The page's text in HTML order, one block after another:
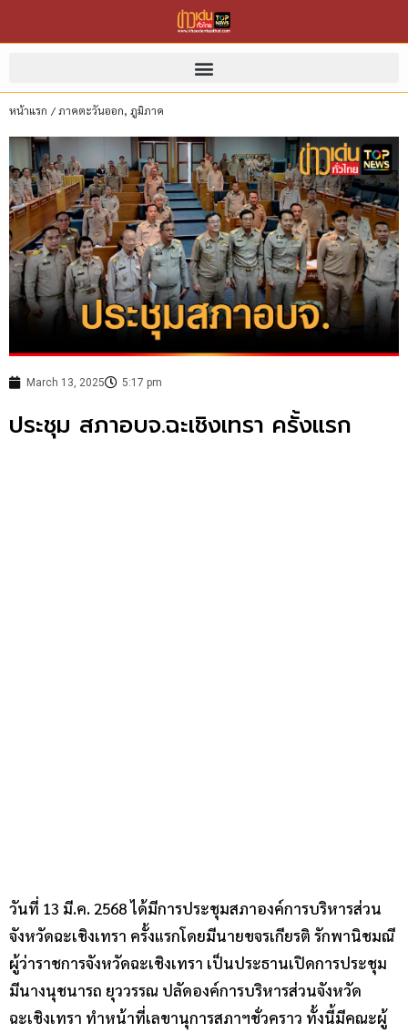
หน้าแรก /ภาคตะวันออก, ภูมิภาค
March 13, 2025 5:17 pm
ประชุม สภาอบจ.ฉะเชิงเทรา ครั้งแรก
วันที่ 13 มี.ค. 2568 ได้มีการประชุมสภาองค์การบริหารส่วน
จังหวัดฉะเชิงเทรา ครั้งแรกโดยมีนายขจรเกียรติ รักพานิชมณี
ผู้ว่าราชการจังหวัดฉะเชิงเทรา เป็นประธานเปิดการประชุม
มีนางนุชนารถ ยุววรรณ ปลัดองค์การบริหารส่วนจังหวัด
ฉะเชิงเทรา ทำหน้าที่เลขานุการสภาฯชั่วคราว ทั้งนี้มีคณะผู้